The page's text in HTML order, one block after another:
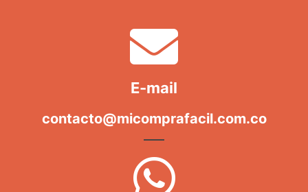
E-mail
contacto@micomprafacil.com.co